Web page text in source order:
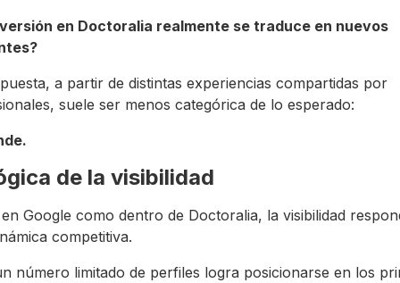
en Doctoralia realmente se traduce en nuevos
a partir de distintas experiencias compartidas por
suele ser menos categórica de lo esperado:
de la visibilidad
Google como dentro de Doctoralia, la visibilidad
competitiva.
número limitado de perfiles logra posicionarse en los